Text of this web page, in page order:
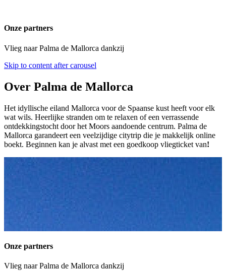
Onze partners
Vlieg naar Palma de Mallorca dankzij
Skip to content after carousel
Over Palma de Mallorca
Het idyllische eiland Mallorca voor de Spaanse kust heeft voor elk
wat wils. Heerlijke stranden om te relaxen of een verrassende
ontdekkingstocht door het Moors aandoende centrum. Palma de
Mallorca garandeert een veelzijdige citytrip die je makkelijk online
boekt. Beginnen kan je alvast met een goedkoop vliegticket van!
Onze partners
Vlieg naar Palma de Mallorca dankzij